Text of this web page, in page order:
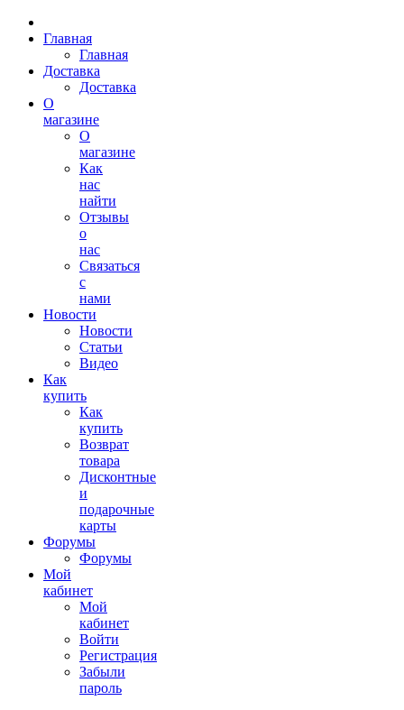
Главная
Главная
Доставка
Доставка
О
магазине
О
магазине
Как
нас
найти
Отзывы
о
нас
Связаться
с
нами
Новости
Новости
Статьи
Видео
Как
купить
Как
купить
Возврат
товара
Дисконтные
и
подарочные
карты
Форумы
Форумы
Мой
кабинет
Мой
кабинет
Войти
Регистрация
Забыли
пароль